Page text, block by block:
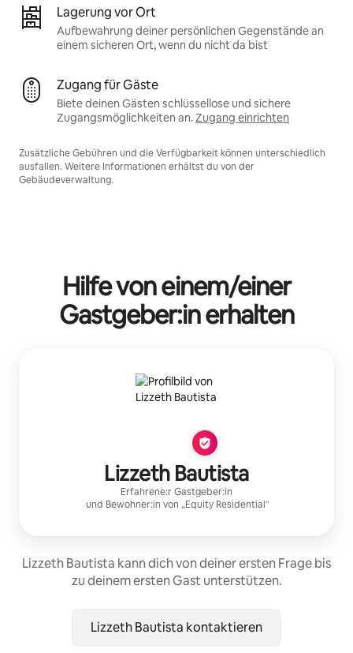
Lagerung vor Ort
Aufbewahrung deiner persönlichen Gegenstände an
einem sicheren Ort, wenn du nicht da bist
Zugang für Gäste
Biete deinen Gästen schlüssellose und sichere
Zugangsmöglichkeiten an.Zugang einrichten
Zusätzliche Gebühren und die Verfügbarkeit können unterschiedlich
ausfallen. Weitere Informationen erhältst du von der
Gebäudeverwaltung.
Hilfe von einem/einer
Gastgeber:in erhalten
Lizzeth Bautista
Erfahrene:r Gastgeber:in
und Bewohner:in von „Equity Residential“
Lizzeth Bautista kann dich von deiner ersten Frage bis
zu deinem ersten Gast unterstützen.
Lizzeth Bautista kontaktieren